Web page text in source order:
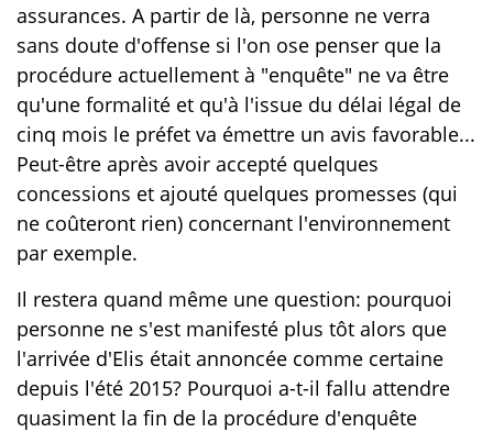
assurances. A partir de là, personne ne verra
sans doute d'offense si l'on ose penser que la
procédure actuellement à "enquête" ne va être
qu'une formalité et qu'à l'issue du délai légal de
cinq mois le préfet va émettre un avis favorable...
Peut-être après avoir accepté quelques
concessions et ajouté quelques promesses (qui
ne coûteront rien) concernant l'environnement
par exemple.
Il restera quand même une question: pourquoi
personne ne s'est manifesté plus tôt alors que
l'arrivée d'Elis était annoncée comme certaine
depuis l'été 2015? Pourquoi a-t-il fallu attendre
quasiment la fin de la procédure d'enquête